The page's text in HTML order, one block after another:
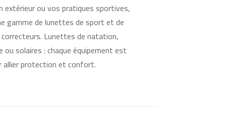
extérieur ou vos pratiques sportives,
gamme de lunettes de sport et de
Lunettes de natation,
ou solaires : chaque équipement est
allier protection et confort.